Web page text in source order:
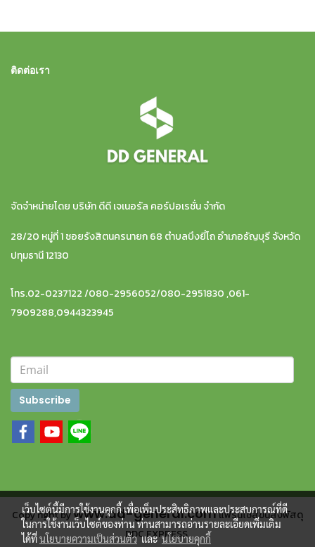
ติดต่อเรา
จัดจำหน่ายโดย บริษัท ดีดี เจเนอรัล คอร์ปอเรชั่น จำกัด
28/20 หมู่ที่ 1 ซอยรังสิตนครนายก 68 ตำบลบึงยี่โถ อำเภอธัญบุรี จังหวัด
ปทุมธานี 12130
โทร.02-0237122 /080-2956052/080-2951830 ,061-
7909288,0944323945
Subscribe
Copy right bywww.dd-general.comแฟรนไชส์ขนส่งพัสดุ
DDC EXPRESS
เว็บไซต์นี้มีการใช้งานคุกกี้ เพื่อเพิ่มประสิทธิภาพและประสบการณ์ที่ดี
ในการใช้งานเว็บไซต์ของท่าน ท่านสามารถอ่านรายละเอียดเพิ่มเติม
ได้ที่นโยบายความเป็นส่วนตัวและนโยบายคุกกี้